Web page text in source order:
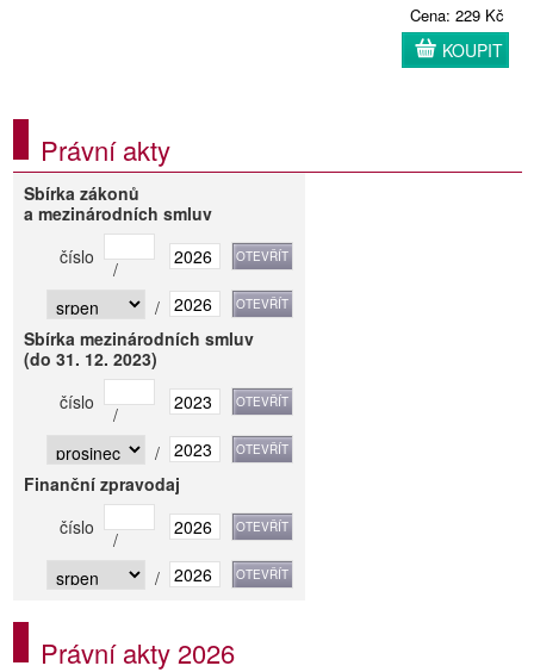
Cena: 229 Kč
KOUPIT
Právní akty
Sbírka zákonů
a mezinárodních smluv
číslo
/
/
Sbírka mezinárodních smluv
(do 31. 12. 2023)
číslo
/
/
Finanční zpravodaj
číslo
/
/
Právní akty 2026